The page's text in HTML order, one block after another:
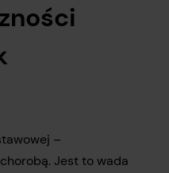
–
Jest to wada